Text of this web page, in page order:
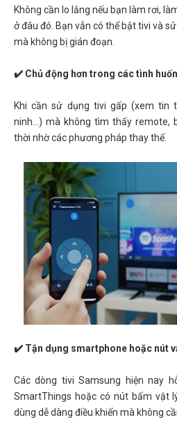
Không cần lo lắng nếu bạn làm rơi,
ở đâu đó. Bạn vẫn có thể bật tivi và
mà không bị gián đoạn.
✔️ Chủ động hơn trong các tình
Khi cần sử dụng tivi gấp (xem tin
ninh...) mà không tìm thấy remote,
thời nhờ các phương pháp thay thế.
✔️ Tận dụng smartphone hoặc nút
Các dòng tivi Samsung hiện nay
SmartThings hoặc có nút bấm vật
dùng dễ dàng điều khiển mà không